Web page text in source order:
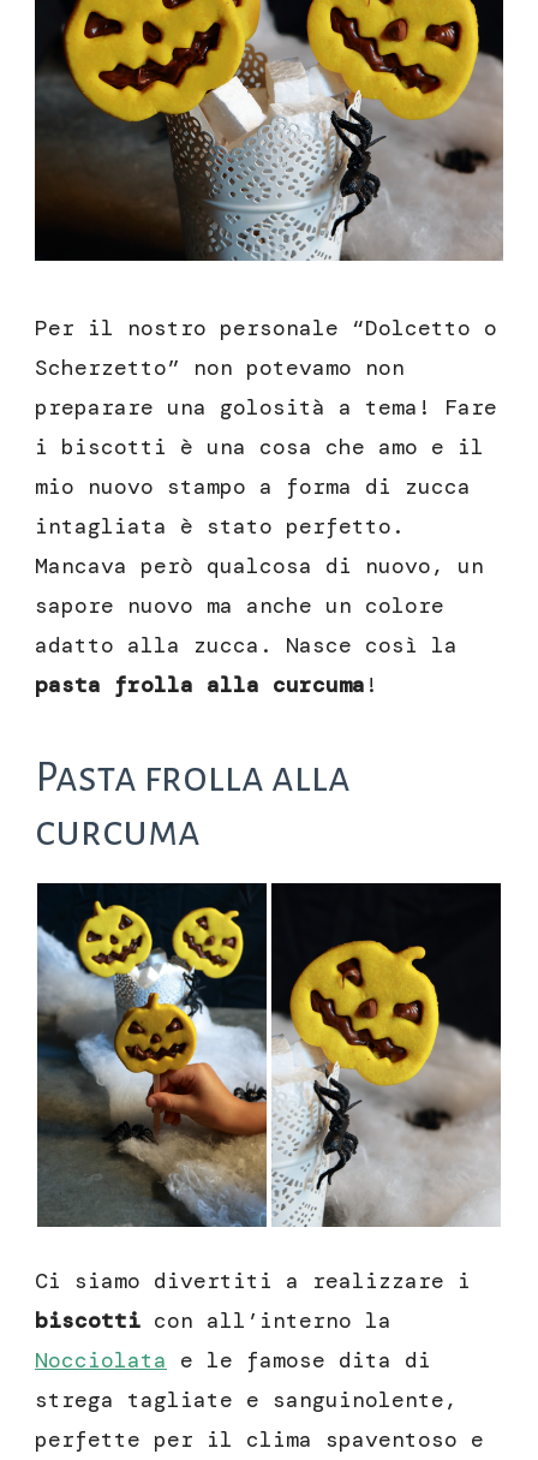
per
i
biscotti
di
Halloween
Per il nostro personale “Dolcetto o
Scherzetto” non potevamo non
preparare una golosità a tema! Fare
i biscotti è una cosa che amo e il
mio nuovo stampo a forma di zucca
intagliata è stato perfetto.
Mancava però qualcosa di nuovo, un
sapore nuovo ma anche un colore
adatto alla zucca. Nasce così la
pasta frolla alla curcuma !
Pasta frolla alla
curcuma
Ci siamo divertiti a realizzare i
biscotti con all’interno la
Nocciolata e le famose dita di
strega tagliate e sanguinolente,
perfette per il clima spaventoso e